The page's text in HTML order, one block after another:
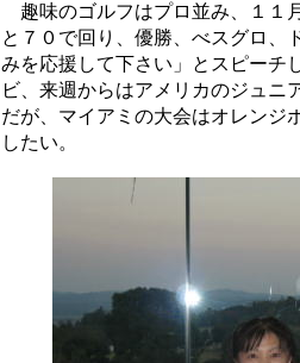
趣味のゴルフはプロ並み、１１
と７０で回り、優勝、べスグロ、
みを応援して下さい」とスピーチ
ビ、来週からはアメリカのジュニ
だが、マイアミの大会はオレンジ
したい。